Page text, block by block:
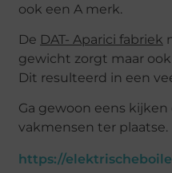
ook een A merk.
De DAT- Aparici fabriek
gewicht zorgt maar
Dit resulteerd in een
Ga gewoon eens
vakmensen ter plaatse.
https://